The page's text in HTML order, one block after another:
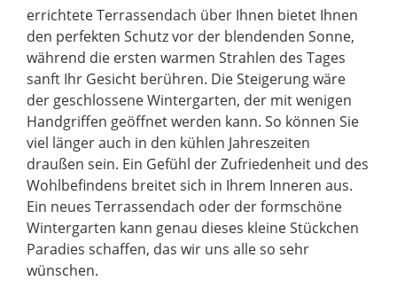
errichtete Terrassendach über Ihnen bietet Ihnen
den perfekten Schutz vor der blendenden Sonne,
während die ersten warmen Strahlen des Tages
sanft Ihr Gesicht berühren. Die Steigerung wäre
der geschlossene Wintergarten, der mit wenigen
Handgriffen geöffnet werden kann. So können Sie
viel länger auch in den kühlen Jahreszeiten
draußen sein. Ein Gefühl der Zufriedenheit und des
Wohlbefindens breitet sich in Ihrem Inneren aus.
Ein neues Terrassendach oder der formschöne
Wintergarten kann genau dieses kleine Stückchen
Paradies schaffen, das wir uns alle so sehr
wünschen.